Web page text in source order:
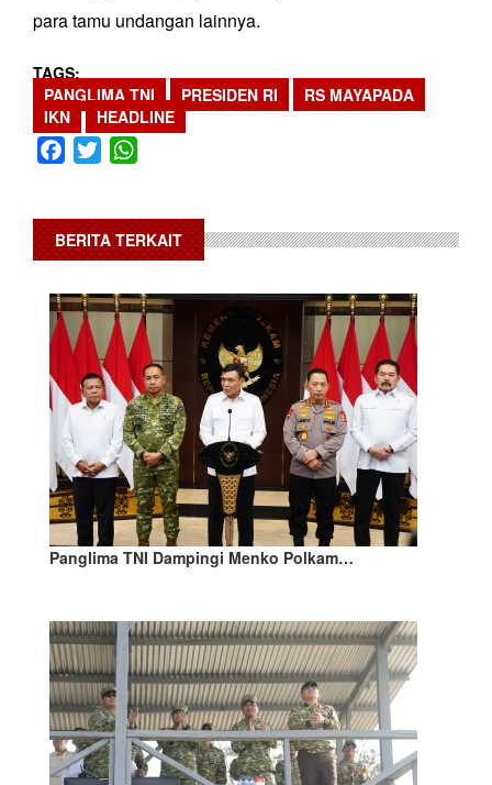
para tamu undangan lainnya.
TAGS
PANGLIMA TNI
PRESIDEN RI
RS MAYAPADA
IKN
HEADLINE
Facebook
Twitter
BERITA TERKAIT
Panglima TNI Dampingi Menko Polkam…